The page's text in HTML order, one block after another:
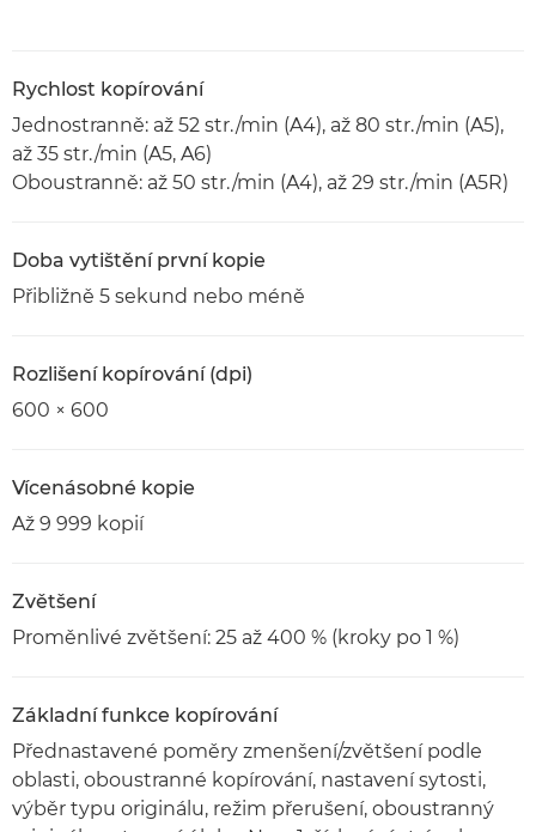
Rychlost kopírování
Jednostranně: až 52 str./min (A4), až 80 str./min (A5),
až 35 str./min (A5, A6)
Oboustranně: až 50 str./min (A4), až 29 str./min (A5R)
Doba vytištění první kopie
Přibližně 5 sekund nebo méně
Rozlišení kopírování (dpi)
600 × 600
Vícenásobné kopie
Až 9 999 kopií
Zvětšení
Proměnlivé zvětšení: 25 až 400 % (kroky po 1 %)
Základní funkce kopírování
Přednastavené poměry zmenšení/zvětšení podle
oblasti, oboustranné kopírování, nastavení sytosti,
výběr typu originálu, režim přerušení, oboustranný